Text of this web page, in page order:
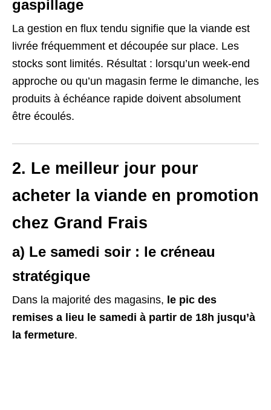
gaspillage
La gestion en flux tendu signifie que la viande est
livrée fréquemment et découpée sur place. Les
stocks sont limités. Résultat : lorsqu’un week-end
approche ou qu’un magasin ferme le dimanche, les
produits à échéance rapide doivent absolument
être écoulés.
2. Le meilleur jour pour
acheter la viande en promotion
chez Grand Frais
a) Le samedi soir : le créneau
stratégique
Dans la majorité des magasins, le pic des
remises a lieu le samedi à partir de 18h jusqu’à
la fermeture.